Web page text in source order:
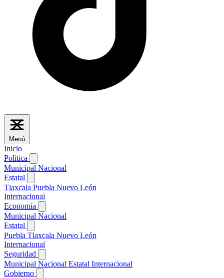
Menú
Inicio
Política
Municipal Nacional
Estatal
Tlaxcala Puebla Nuevo León
Internacional
Economía
Municipal Nacional
Estatal
Puebla Tlaxcala Nuevo León
Internacional
Seguridad
Municipal Nacional Estatal Internacional
Gobierno